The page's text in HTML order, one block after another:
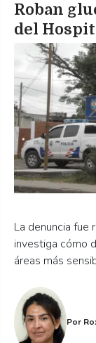
Roban
del
La denuncia fue
investiga cómo
áreas más
Por